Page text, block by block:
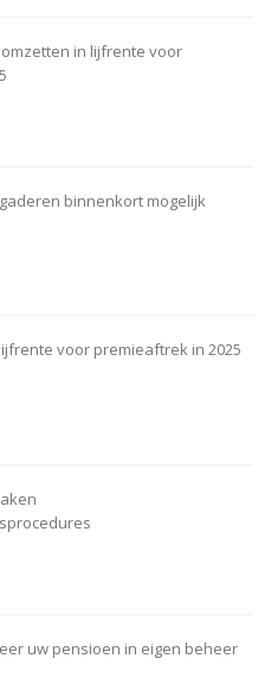
in lijfrente voor
binnenkort mogelijk
voor premieaftrek in 2025
uw pensioen in eigen beheer